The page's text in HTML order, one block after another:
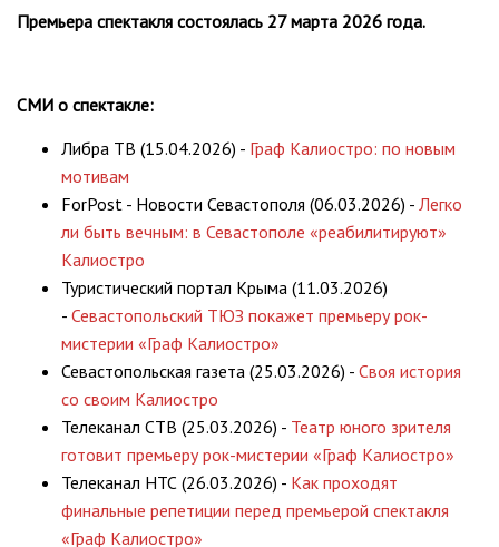
Премьера спектакля состоялась 27 марта 2026 года.
СМИ о спектакле:
Либра ТВ (15.04.2026) - Граф Калиостро: по новым
мотивам
ForPost - Новости Севастополя (06.03.2026) - Легко
ли быть вечным: в Севастополе «реабилитируют»
Калиостро
Туристический портал Крыма (11.03.2026)
- Севастопольский ТЮЗ покажет премьеру рок-
мистерии «Граф Калиостро»
Севастопольская газета (25.03.2026) - Своя история
со своим Калиостро
Телеканал СТВ (25.03.2026) - Театр юного зрителя
готовит премьеру рок-мистерии «Граф Калиостро»
Телеканал НТС (26.03.2026) - Как проходят
финальные репетиции перед премьерой спектакля
«Граф Калиостро»